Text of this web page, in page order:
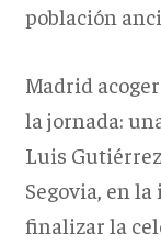
población
Madrid
la jornada:
Luis
Segovia, en
finalizar la